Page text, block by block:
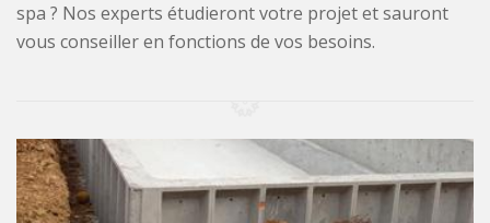
spa ? Nos experts étudieront votre projet et sauront
vous conseiller en fonctions de vos besoins.